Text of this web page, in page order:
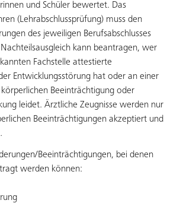
und Schüler bewertet. Das
(Lehrabschlussprüfung) muss den
des jeweiligen Berufsabschlusses
kann beantragen, wer
Fachstelle attestierte
Entwicklungsstörung hat oder an einer
Beeinträchtigung oder
leidet. Ärztliche Zeugnisse werden nur
Beeinträchtigungen akzeptiert und
Beeinträchtigungen, bei denen
werden können: